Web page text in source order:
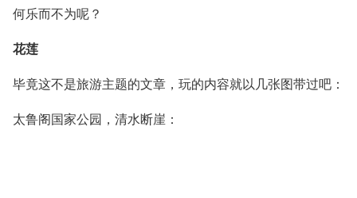
何乐而不为呢？
花莲
毕竟这不是旅游主题的文章，玩的内容就以几张图带过吧：
太鲁阁国家公园，清水断崖：